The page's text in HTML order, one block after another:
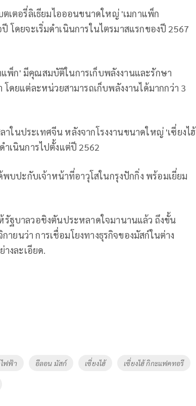
เตอรี่ลิเธียมไอออนขนาดใหญ่ 'เมกาแพ็ก
โดยจะเริ่มดำเนินการในไตรมาสแรกของปี 2567
พ็ก' มีคุณสมบัติในการเก็บพลังงานและรักษา
ดยแต่ละหน่วยสามารถเก็บพลังงานได้มากกว่า 3
าในประเทศจีน หลังจากโรงงานขนาดใหญ่ 'เซี่ยงไฮ้
เนินการไปตั้งแต่ปี 2562
บปะกับเจ้าหน้าที่อาวุโสในกรุงปักกิ่ง พร้อมเยี่ยม
ฐบาลวอชิงตันประหลาดใจมานานแล้ว ถึงขั้น
ยนว่า การเชื่อมโยงทางธุรกิจของมัสก์ในต่าง
งละเอียด.
ฟฟ้า อีลอน มัสก์ เซี่ยงไฮ้ เซี่ยงไฮ้ กิกะแฟคทอรี